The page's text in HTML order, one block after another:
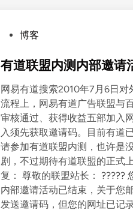
s
e
d
i
n
博客
有道联盟内测内部邀请
网易有道搜索2010年7月6日
流程上，网易有道广告联盟与
审核通过、获得收益五部加入
入须先获取邀请码。目前有道
请参加有道联盟内测，也许是
剧，不过期待有道联盟的正式
复： 尊敬的联盟站长： ?????
内部邀请活动已结束，关于您
发送邀请码，但您的网址已记